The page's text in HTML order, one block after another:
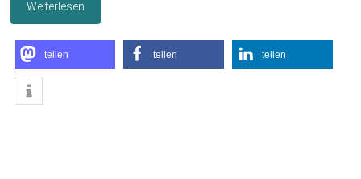
Weiterlesen
teilen teilen teilen